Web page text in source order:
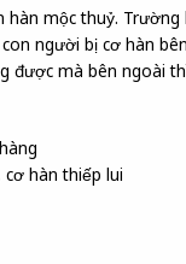
hàn mộc thuỷ.
người bị cơ hàn
được mà bên ngoài
hàn thiếp lui